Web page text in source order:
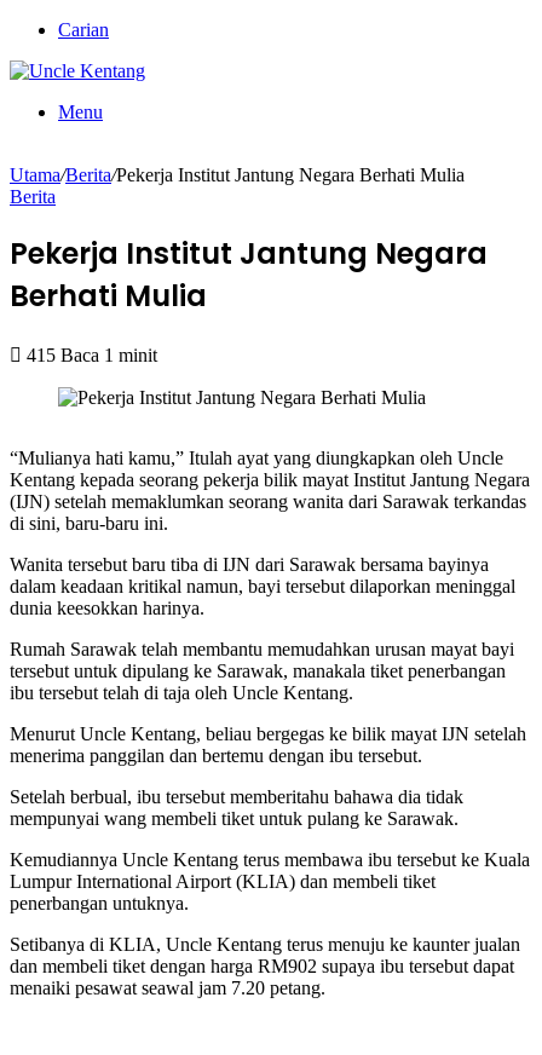
Carian
Menu
Utama/Berita/Pekerja Institut Jantung Negara Berhati Mulia
Berita
Pekerja Institut Jantung Negara
Berhati Mulia
415 Baca 1 minit
“Mulianya hati kamu,” Itulah ayat yang diungkapkan oleh Uncle
Kentang kepada seorang pekerja bilik mayat Institut Jantung Negara
(IJN) setelah memaklumkan seorang wanita dari Sarawak terkandas
di sini, baru-baru ini.
Wanita tersebut baru tiba di IJN dari Sarawak bersama bayinya
dalam keadaan kritikal namun, bayi tersebut dilaporkan meninggal
dunia keesokkan harinya.
Rumah Sarawak telah membantu memudahkan urusan mayat bayi
tersebut untuk dipulang ke Sarawak, manakala tiket penerbangan
ibu tersebut telah di taja oleh Uncle Kentang.
Menurut Uncle Kentang, beliau bergegas ke bilik mayat IJN setelah
menerima panggilan dan bertemu dengan ibu tersebut.
Setelah berbual, ibu tersebut memberitahu bahawa dia tidak
mempunyai wang membeli tiket untuk pulang ke Sarawak.
Kemudiannya Uncle Kentang terus membawa ibu tersebut ke Kuala
Lumpur International Airport (KLIA) dan membeli tiket
penerbangan untuknya.
Setibanya di KLIA, Uncle Kentang terus menuju ke kaunter jualan
dan membeli tiket dengan harga RM902 supaya ibu tersebut dapat
menaiki pesawat seawal jam 7.20 petang.